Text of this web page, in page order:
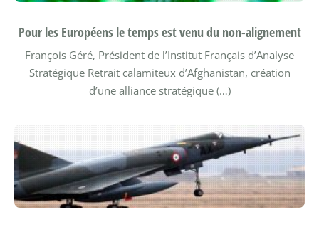
Pour les Européens le temps est venu du non-alignement
François Géré, Président de l’Institut Français d’Analyse
Stratégique Retrait calamiteux d’Afghanistan, création
d’une alliance stratégique (…)